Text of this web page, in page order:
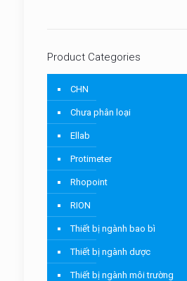
Product Categories
CHN
Chưa phân loại
Ellab
Protimeter
Rhopoint
RION
Thiết bị ngành bao bì
Thiết bị ngành dược
Thiết bị ngành môi trường